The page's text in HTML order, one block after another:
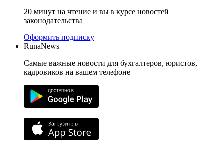
20 минут на чтение и вы в курсе новостей
законодательства
Оформить подписку
RunaNews
Самые важные новости для бухгалтеров, юристов,
кадровиков на вашем телефоне